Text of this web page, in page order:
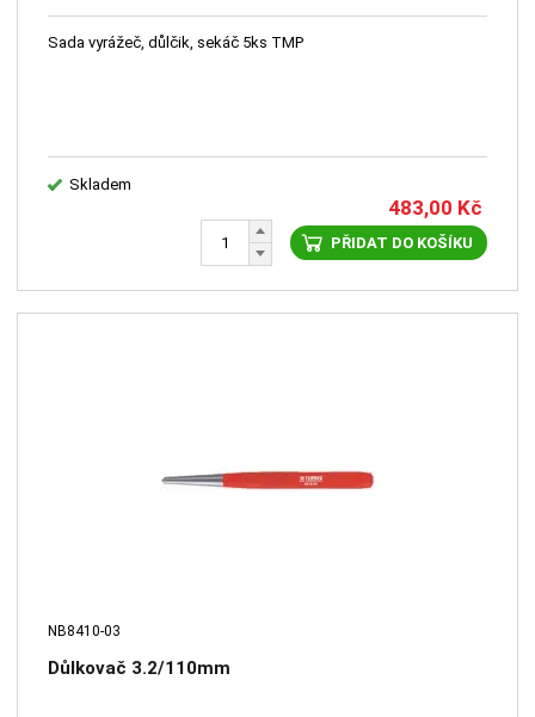
Sada vyrážeč, důlčik, sekáč 5ks TMP
Skladem
483,00 Kč
PŘIDAT DO KOŠÍKU
NB8410-03
Důlkovač 3.2/110mm